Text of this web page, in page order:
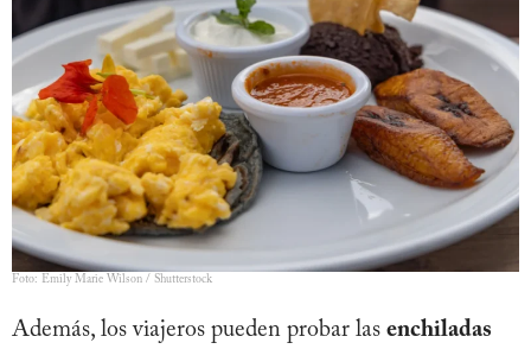
Foto: Emily Marie Wilson / Shutterstock
Además, los viajeros pueden probar las enchiladas